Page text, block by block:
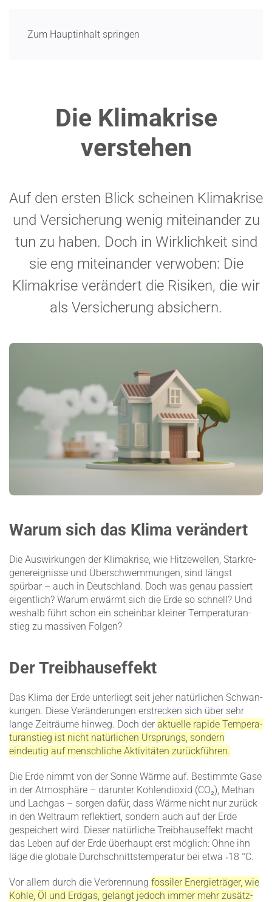
Zum Hauptinhalt springen
Die Klimakrise
verstehen
Auf den ersten Blick scheinen Klima­krise
und Versi­cherung wenig mitein­ander zu
tun zu haben. Doch in Wirklichkeit sind
sie eng mitein­ander verwoben: Die
Klima­krise verändert die Risiken, die wir
als Versi­cherung absichern.
Warum sich das Klima verändert
Die Auswir­kungen der Klima­krise, wie Hitze­wellen, Stark­re­
gen­er­eig­nisse und Überschwem­mungen, sind längst
spürbar – auch in Deutschland. Doch was genau passiert
eigentlich? Warum erwärmt sich die Erde so schnell? Und
weshalb führt schon ein scheinbar kleiner Tempe­ra­tur­an­
stieg zu massiven Folgen?
Der Treibhauseffekt
Das Klima der Erde unter­liegt seit jeher natür­lichen Schwan­
kungen. Diese Verän­de­rungen erstrecken sich über sehr
lange Zeiträume hinweg. Doch der aktuelle rapide Tempe­ra­
tur­an­stieg ist nicht natür­lichen Ursprungs, sondern
eindeutig auf mensch­liche Aktivi­täten zurück­führen.
Die Erde nimmt von der Sonne Wärme auf. Bestimmte Gase
in der Atmosphäre – darunter Kohlen­dioxid (CO₂), Methan
und Lachgas – sorgen dafür, dass Wärme nicht nur zurück
in den Weltraum reflek­tiert, sondern auch auf der Erde
gespei­chert wird. Dieser natür­liche Treib­haus­effekt macht
das Leben auf der Erde überhaupt erst möglich: Ohne ihn
läge die globale Durch­schnitts­tem­pe­ratur bei etwa ‑18 °C.
Vor allem durch die Verbrennung fossiler Energie­träger, wie
Kohle, Öl und Erdgas, gelangt jedoch immer mehr zusätz­